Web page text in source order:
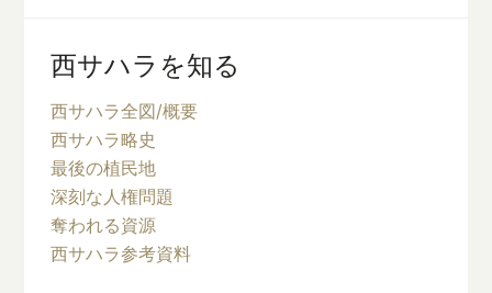
西サハラを知る
西サハラ全図/概要
西サハラ略史
最後の植民地
深刻な人権問題
奪われる資源
西サハラ参考資料